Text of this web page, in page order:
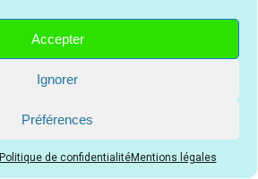
Accepter
Ignorer
Préférences
Politique de confidentialitéMentions légales